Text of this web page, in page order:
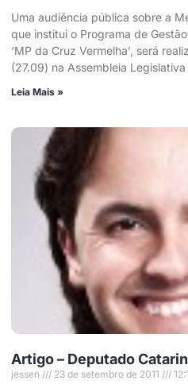
Uma audiência pública sobre a
que institui o Programa de
‘MP da Cruz Vermelha’, será
(27.09) na Assembleia
Leia Mais »
Artigo – Deputado
jessen 23 de setembro de 2011